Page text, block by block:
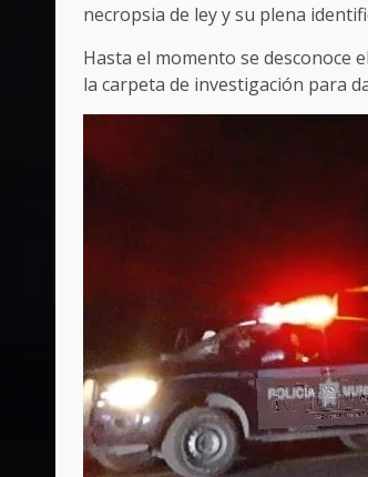
necropsia de ley y su plena
Hasta el momento se desconoce
la carpeta de investigación para